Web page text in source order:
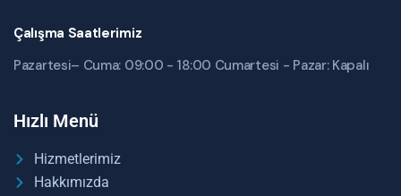
Çalışma Saatlerimiz
Pazartesi– Cuma: 09:00 - 18:00 Cumartesi - Pazar: Kapalı
Hızlı Menü
Hizmetlerimiz
Hakkımızda